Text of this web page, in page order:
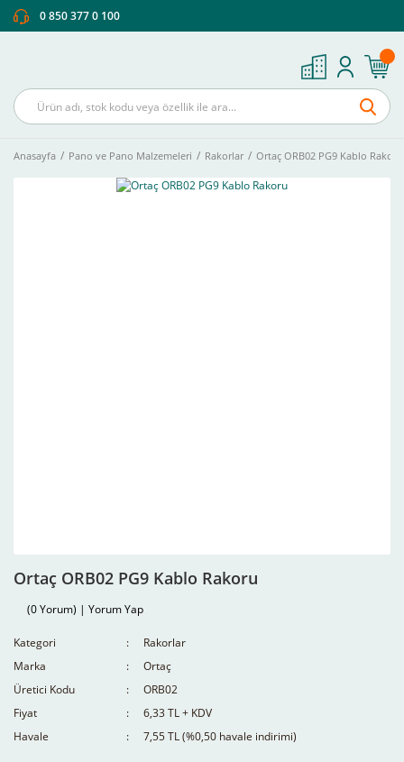
0 850 377 0 100
Anasayfa Pano ve Pano Malzemeleri Rakorlar Ortaç ORB02 PG9 Kablo Rakoru
Ortaç ORB02 PG9 Kablo Rakoru
(0 Yorum) | Yorum Yap
Kategori
Rakorlar
Marka
Ortaç
Üretici Kodu
ORB02
Fiyat
6,33 TL + KDV
Havale
7,55 TL (%0,50 havale indirimi)